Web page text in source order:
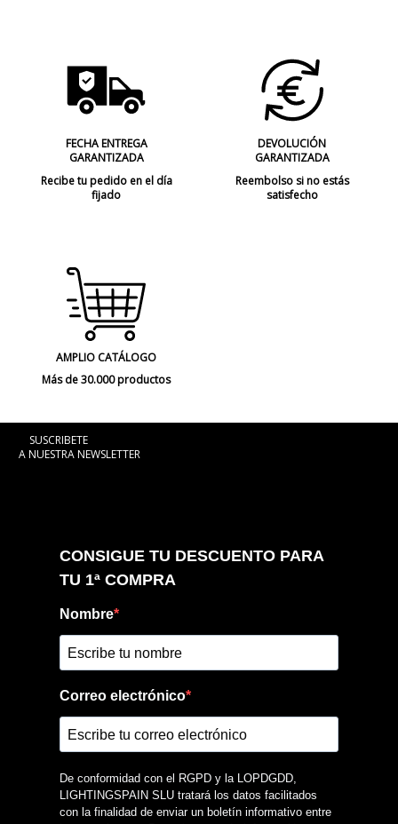
FECHA ENTREGA
GARANTIZADA
Recibe tu pedido en el día
fijado
DEVOLUCIÓN
GARANTIZADA
Reembolso si no estás
satisfecho
AMPLIO CATÁLOGO
Más de 30.000 productos
SUSCRIBETE
A NUESTRA NEWSLETTER